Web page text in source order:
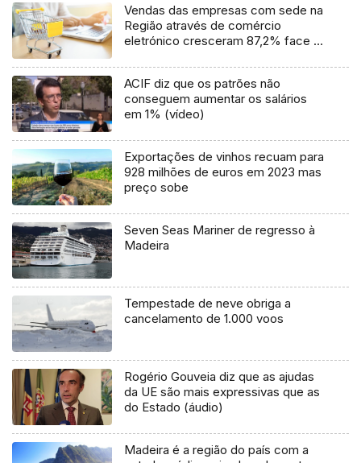
Vendas das empresas com sede na
Região através de comércio
eletrónico cresceram 87,2% face a
ACIF diz que os patrões não
conseguem aumentar os salários
em 1% (vídeo)
Exportações de vinhos recuam para
928 milhões de euros em 2023 mas
preço sobe
Seven Seas Mariner de regresso à
Madeira
Tempestade de neve obriga a
cancelamento de 1.000 voos
Rogério Gouveia diz que as ajudas
da UE são mais expressivas que as
do Estado (áudio)
Madeira é a região do país com a